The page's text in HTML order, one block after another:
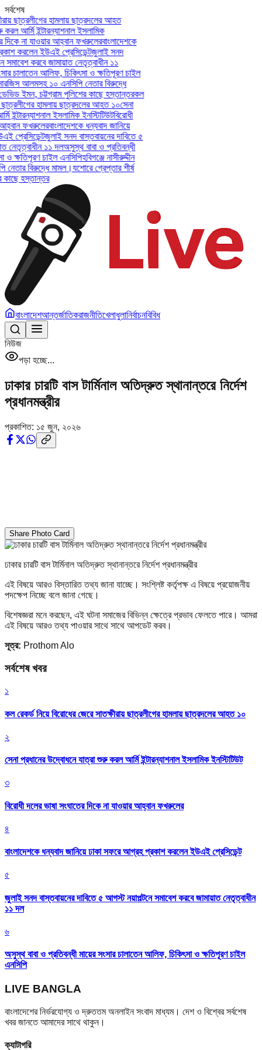
সর্বশেষ
ছাত্রলীগের হামলায় ছাত্রদলের আহত
আর্মি ইন্টারন্যাশনাল ইসলামিক
না যাওয়ার আহ্বান ফখরুলেরবাংলাদেশকে
করলেন ইউএই প্রেসিডেন্টজুলাই সনদ
করবে জামায়াত নেতৃত্বাধীন ১১
চালাতেন আলিফ, চিকিৎসা ও ক্ষতিপূরণ চাইল
আলমসহ ১০ এনসিপি নেতার বিরুদ্ধে
ইমন, চট্টগ্রাম পুলিশের কাছে হস্তান্তরকল
হামলায় ছাত্রদলের আহত ১০সেনা
ইসলামিক ইনস্টিটিউটবিরোধী
ফখরুলেরবাংলাদেশকে ধন্যবাদ জানিয়ে
জুলাই সনদ বাস্তবায়নের দাবিতে ৫
নেতৃত্বাধীন ১১ দলঅসুস্থ বাবা ও প্রতিবন্ধী
ক্ষতিপূরণ চাইল এনসিপিহবিগঞ্জে নাসীরুদ্দীন
বিরুদ্ধে মামল।যশোরে গ্রেপ্তার শীর্ষ
হস্তান্তর
বাংলাদেশআন্তর্জাতিকরাজনীতিখেলাধুলানির্বাচনবিবিধ
নিউজ
পড়া হচ্ছে...
ঢাকার চারটি বাস টার্মিনাল অতিদ্রুত স্থানান্তরে নির্দেশ
প্রধানমন্ত্রীর
প্রকাশিত: ১৫ জুন, ২০২৬
Share Photo Card
ঢাকার চারটি বাস টার্মিনাল অতিদ্রুত স্থানান্তরে নির্দেশ প্রধানমন্ত্রীর
এই বিষয়ে আরও বিস্তারিত তথ্য জানা যাচ্ছে। সংশ্লিষ্ট কর্তৃপক্ষ এ বিষয়ে প্রয়োজনীয়
পদক্ষেপ নিচ্ছে বলে জানা গেছে।
বিশেষজ্ঞরা মনে করছেন, এই ঘটনা সমাজের বিভিন্ন ক্ষেত্রে প্রভাব ফেলতে পারে। আমরা
এই বিষয়ে আরও তথ্য পাওয়ার সাথে সাথে আপডেট করব।
সূত্র: Prothom Alo
সর্বশেষ খবর
১
কল রেকর্ড নিয়ে বিরোধের জেরে সাতক্ষীরায় ছাত্রলীগের হামলায় ছাত্রদলের আহত ১০
২
সেনা প্রধানের উদ্বোধনে যাত্রা শুরু করল আর্মি ইন্টারন্যাশনাল ইসলামিক ইনস্টিটিউট
৩
বিরোধী দলের ভাষা সংঘাতের দিকে না যাওয়ার আহ্বান ফখরুলের
৪
বাংলাদেশকে ধন্যবাদ জানিয়ে ঢাকা সফরে আগ্রহ প্রকাশ করলেন ইউএই প্রেসিডেন্ট
৫
জুলাই সনদ বাস্তবায়নের দাবিতে ৫ আগস্ট নয়াপল্টনে সমাবেশ করবে জামায়াত নেতৃত্বাধীন
১১ দল
৬
অসুস্থ বাবা ও প্রতিবন্ধী মায়ের সংসার চালাতেন আলিফ, চিকিৎসা ও ক্ষতিপূরণ চাইল
এনসিপি
LIVE BANGLA
বাংলাদেশের নির্ভরযোগ্য ও দ্রুততম অনলাইন সংবাদ মাধ্যম। দেশ ও বিশ্বের সর্বশেষ
খবর জানতে আমাদের সাথে থাকুন।
ক্যাটাগরি